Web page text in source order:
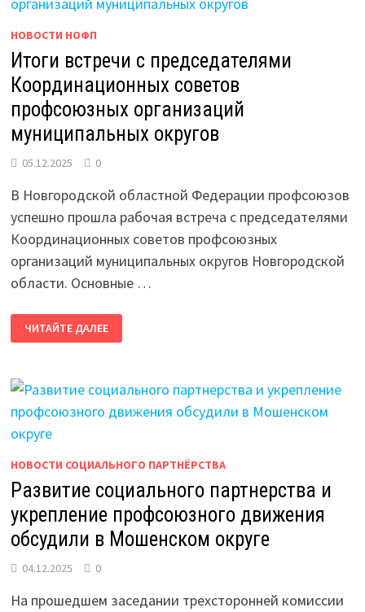
НОВОСТИ НОФП
Итоги встречи с председателями
Координационных советов
профсоюзных организаций
муниципальных округов
05.12.2025 0
В Новгородской областной Федерации профсоюзов
успешно прошла рабочая встреча с председателями
Координационных советов профсоюзных
организаций муниципальных округов Новгородской
области. Основные …
ИТОГИ
ВСТРЕЧИ
С
ПРОФСОЮЗНЫХ
МУНИЦИПАЛЬНЫХ
ОКРУГОВ
ЧИТАЙТЕ ДАЛЕЕ
НОВОСТИ СОЦИАЛЬНОГО ПАРТНЁРСТВА
Развитие социального партнерства и
укрепление профсоюзного движения
обсудили в Мошенском округе
04.12.2025 0
На прошедшем заседании трехсторонней комиссии